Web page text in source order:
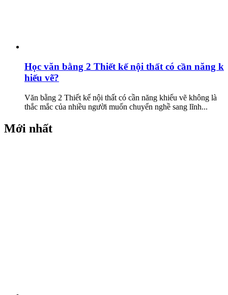
Học văn bằng 2 Thiết kế nội thất có cần năng k
hiếu vẽ?
Văn bằng 2 Thiết kế nội thất có cần năng khiếu vẽ không là
thắc mắc của nhiều người muốn chuyển nghề sang lĩnh...
Mới nhất